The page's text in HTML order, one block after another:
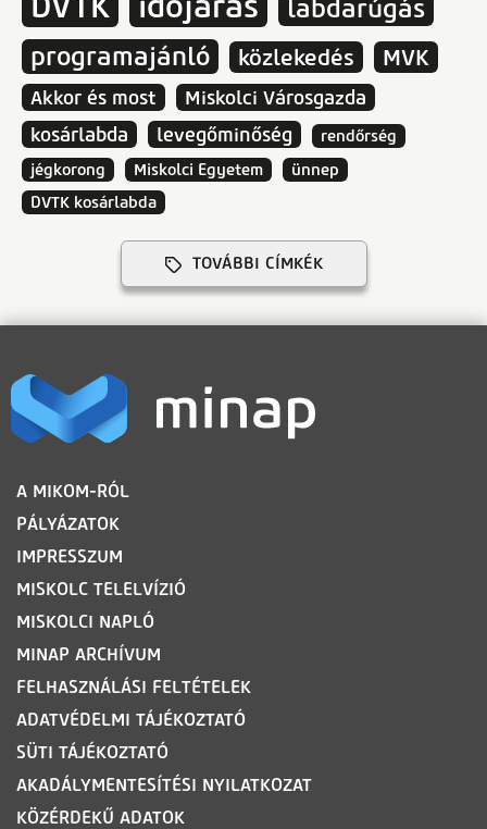
labdarúgás
programajánló
közlekedés MVK
Akkor és most
Miskolci Városgazda
kosárlabda
levegőminőség
rendőrség
jégkorong
Miskolci Egyetem
ünnep
DVTK kosárlabda
TOVÁBBI CÍMKÉK
LÁBLÉC
A MIKOM-RÓL
PÁLYÁZATOK
IMPRESSZUM
MISKOLC TELELVÍZIÓ
MISKOLCI NAPLÓ
MINAP ARCHÍVUM
FELHASZNÁLÁSI FELTÉTELEK
ADATVÉDELMI TÁJÉKOZTATÓ
SÜTI TÁJÉKOZTATÓ
AKADÁLYMENTESÍTÉSI NYILATKOZAT
KÖZÉRDEKŰ ADATOK